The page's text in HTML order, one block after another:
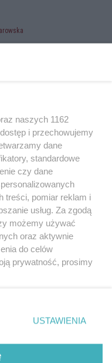
przede wszystkim
bezrobocia...
ślub kościelny?
partnerów w sposób
rozwód w społecznie
– nie może...
sp. z o.o.
naszych 1162
i przechowujemy
dane
standardowe
czy dane
treści, pomiar reklam i
usług. Za zgodą
możemy używać
oraz aktywnie
do celów
prywatność, prosimy
dolnym rogu strony
danych nie wymagają
miały
USTAWIENIA